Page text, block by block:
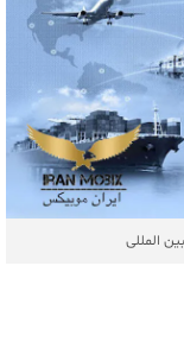
المللی